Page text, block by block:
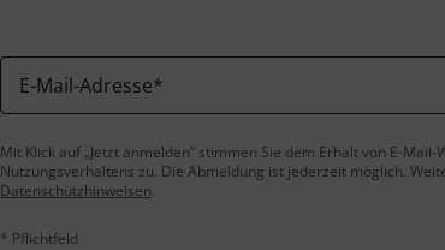
E-Mail-Adresse*
Mit Klick auf „Jetzt anmelden“ stimmen Sie dem Erhalt von E-
Nutzungsverhaltens zu. Die Abmeldung ist jederzeit möglich.
Datenschutzhinweisen.
* Pflichtfeld